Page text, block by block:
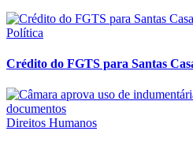
Política
Crédito do FGTS para Santas
Direitos Humanos